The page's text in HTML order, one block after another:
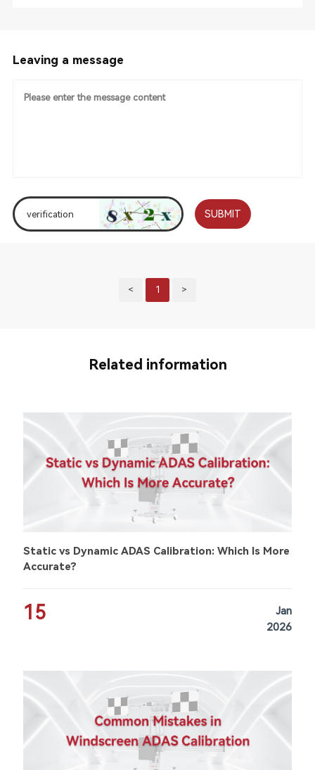
Leaving a message
SUBMIT
< 1 >
Related information
Static vs Dynamic ADAS Calibration: Which Is More
Accurate?
15
Jan
2026